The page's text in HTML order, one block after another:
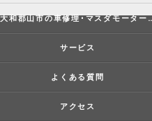
大和郡山市の車修理
サービス
よくある質問
アクセス